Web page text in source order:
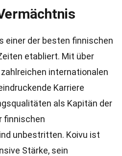
einer der besten finnischen
etabliert. Mit über
internationalen
Karriere
als Kapitän der
finnischen
unbestritten. Koivu ist
Stärke, sein